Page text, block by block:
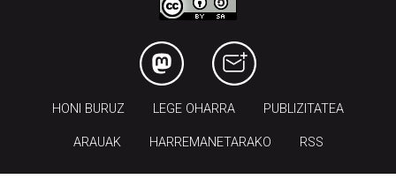
HONI BURUZ LEGE OHARRA PUBLIZITATEA
ARAUAK HARREMANETARAKO RSS